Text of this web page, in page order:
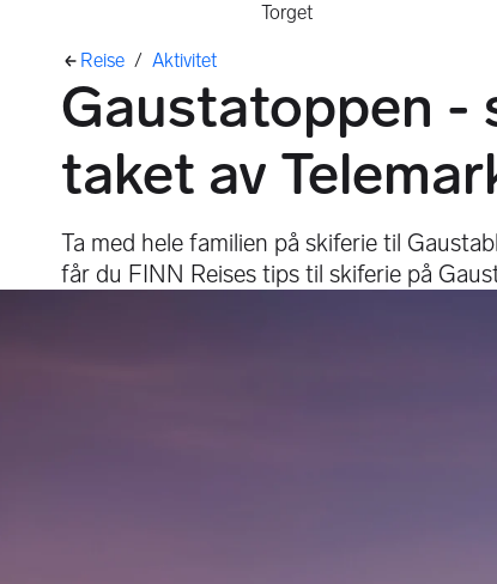
Torget
Her er du
Reise / Aktivitet
Gaustatoppen -
taket av
Ta med hele familien på skiferie til
får du FINN Reises tips til skiferie på